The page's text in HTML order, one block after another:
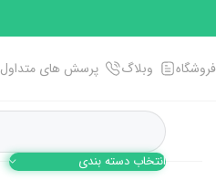
فروشگاه وبلاگ پرسش های متداول
انتخاب دسته بندی